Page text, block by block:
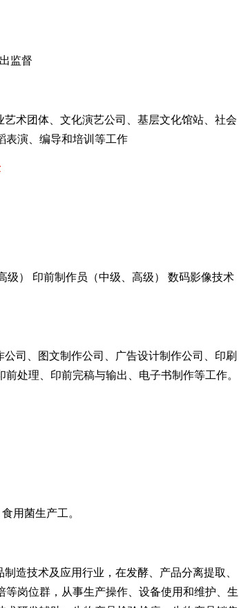
监督
术团体、文化演艺公司、基层文化馆站、社会
表演、编导和培训等工作
级） 印前制作员（中级、高级） 数码影像技术
司、图文制作公司、广告设计制作公司、印刷
处理、印前完稿与输出、电子书制作等工作。
用菌生产工。
造技术及应用行业，在发酵、产品分离提取、
岗位群，从事生产操作、设备使用和维护、生